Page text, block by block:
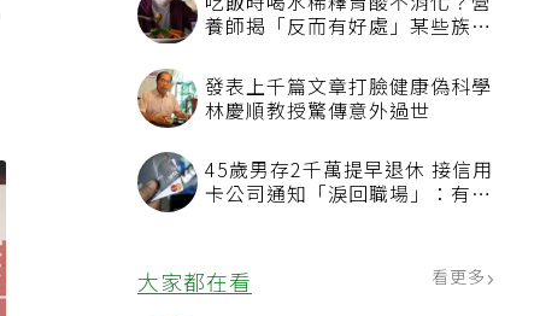
吃飯時喝水稀釋胃酸不消化？營
養師揭「反而有好處」某些族群
發表上千篇文章打臉健康偽科學
林慶順教授驚傳意外過世
45歲男存2千萬提早退休 接信用
卡公司通知「淚回職場」：有錢
大家都在看